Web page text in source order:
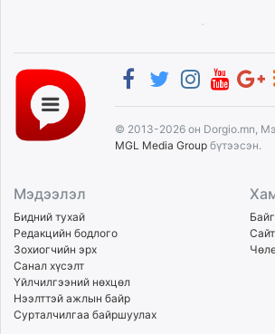
© 2013-2026 он Dorgio.mn,
MGL Media Group бүтээсэн.
Мэдээлэл
Бидний тухай
Редакцийн бодлого
Зохиогчийн эрх
Санал хүсэлт
Үйлчилгээний нөхцөл
Нээлттэй ажлын байр
Сурталчилгаа байршуулах